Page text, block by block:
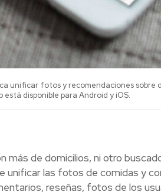
unificar fotos y recomendaciones
está disponible para Android y iOS.
más de domicilios, ni otro
unificar las fotos de comidas y
reseñas, fotos de los